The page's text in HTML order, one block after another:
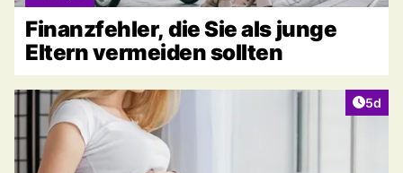
Finanzfehler, die Sie als junge
Eltern vermeiden sollten
5d